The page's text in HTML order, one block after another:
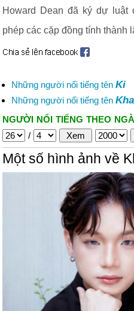
Howard Dean đã ký dự luật
phép các cặp đồng tính thành
Những người nổi tiếng tên Ki
Những người nổi tiếng tên
NGƯỜI NỔI TIẾNG THEO
/
Một số hình ảnh về